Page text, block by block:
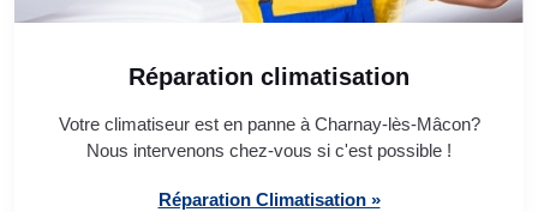
Réparation climatisation
Votre climatiseur est en panne à Charnay-lès-Mâcon?
Nous intervenons chez-vous si c'est possible !
Réparation Climatisation »